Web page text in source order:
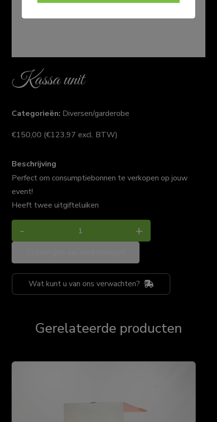
Kassa unit
Categorieën: Diversen/garderobe
€150,00 (€123,97 excl. BTW)
Beschrijving
Perfect om consumptiebonnen te verkopen op jouw
event!
Heeft twee uitgifteluiken
unit
- +
Wat kunt u van ons verwachten?
Gerelateerde producten